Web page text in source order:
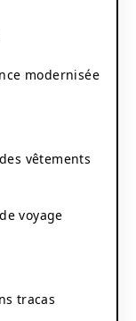
modernisée
vêtements
voyage
tracas